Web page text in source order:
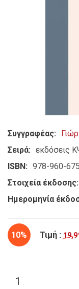
Συγγραφέας
Σειρά
εκδόσεις
ISBN
978-960-
Στοιχεία έκδοσης
Ημερομηνία
10% Τιμή :